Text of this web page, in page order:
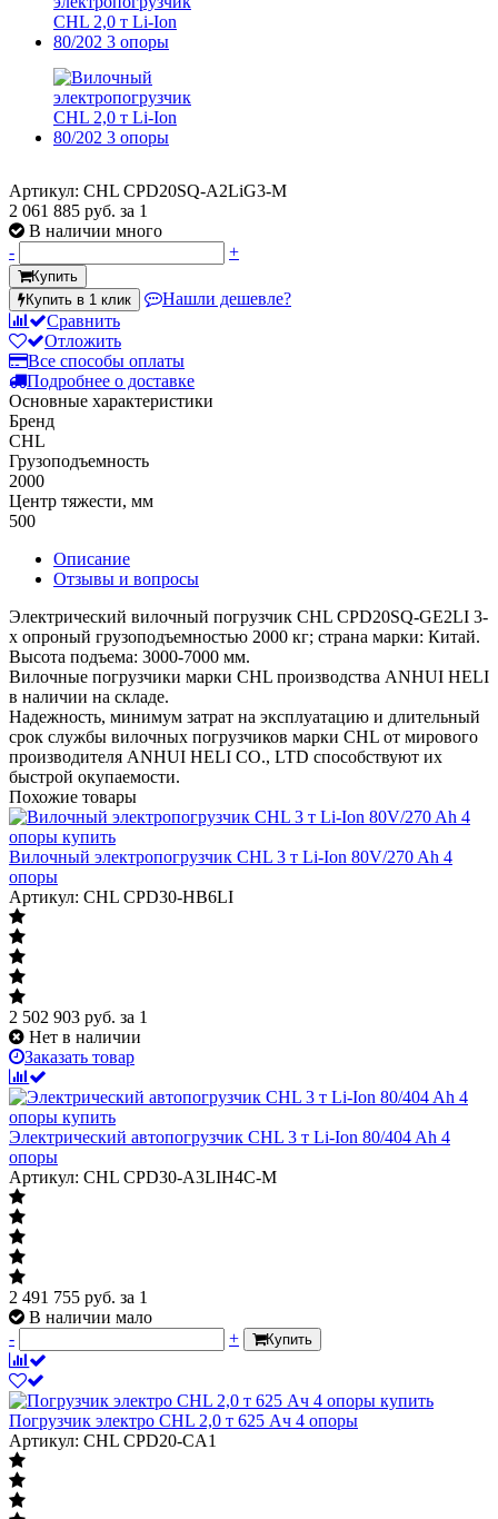
Артикул: CHL CPD20SQ-A2LiG3-M
2 061 885 руб. за 1
В наличии много
-
+
Купить
Купить в 1 клик
Нашли дешевле?
Сравнить
Отложить
Все способы оплаты
Подробнее о доставке
Основные характеристики
Бренд
CHL
Грузоподъемность
2000
Центр тяжести, мм
500
Описание
Отзывы и вопросы
Электрический вилочный погрузчик CHL CPD20SQ-GE2LI 3-
х опроный грузоподъемностью 2000 кг; страна марки: Китай.
Высота подъема: 3000-7000 мм.
Вилочные погрузчики марки CHL производства ANHUI HELI
в наличии на складе.
Надежность, минимум затрат на эксплуатацию и длительный
срок службы вилочных погрузчиков марки CHL от мирового
производителя ANHUI HELI CO., LTD способствуют их
быстрой окупаемости.
Похожие товары
Вилочный электропогрузчик CHL 3 т Li-Ion 80V/270 Ah 4
опоры
Артикул: CHL CPD30-HB6LI
2 502 903 руб. за 1
Нет в наличии
Заказать товар
Электрический автопогрузчик CHL 3 т Li-Ion 80/404 Ah 4
опоры
Артикул: CHL CPD30-A3LIH4C-M
2 491 755 руб. за 1
В наличии мало
-
+ Купить
Погрузчик электро CHL 2,0 т 625 Ач 4 опоры
Артикул: CHL CPD20-CA1